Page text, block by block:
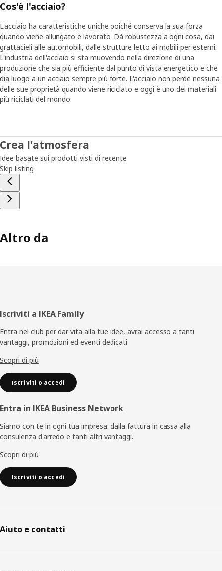
Cos'è l'acciaio?
L'acciaio ha caratteristiche uniche poiché conserva la sua forza
quando viene allungato e lavorato. Dà robustezza a ogni cosa, dai
grattacieli alle automobili, dalle strutture letto ai mobili per esterni.
L'industria dell'acciaio si sta muovendo nella direzione di una
produzione che sia più efficiente dal punto di vista energetico e che
dia luogo a un acciaio sempre più forte. L'acciaio non perde nessuna
delle sue proprietà quando viene riciclato e oggi è uno dei materiali
più riciclati del mondo.
Crea l'atmosfera
Idee basate sui prodotti visti di recente
Skip listing
Altro da
Piè
di
pagina
Iscriviti a IKEA Family
Entra nel club per dar vita alla tue idee, avrai accesso a tanti
vantaggi, promozioni ed eventi dedicati
Scopri di più
Iscriviti o accedi
Entra in IKEA Business Network
Siamo con te in ogni tua impresa: dalla fattura in cassa alla
consulenza d'arredo e tanti altri vantaggi.
Scopri di più
Iscriviti o accedi
Aiuto e contatti